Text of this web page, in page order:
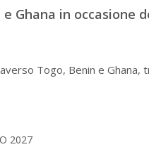
e Ghana in occasione
Togo, Benin e Ghana,
2027